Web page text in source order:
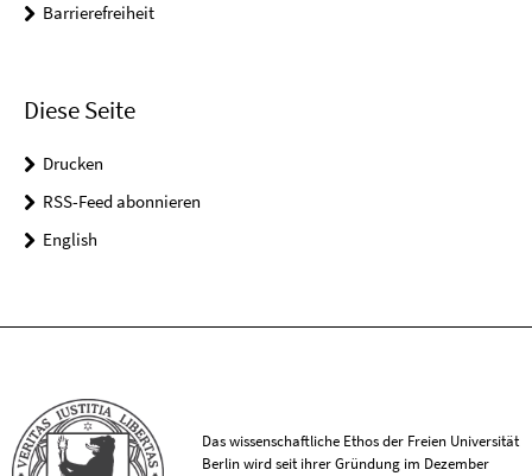
Barrierefreiheit
Diese Seite
Drucken
RSS-Feed abonnieren
English
Das wissenschaftliche Ethos der Freien Universität
Berlin wird seit ihrer Gründung im Dezember